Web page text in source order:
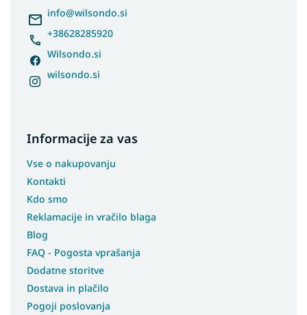
info@wilsondo.si
+38628285920
Wilsondo.si
wilsondo.si
Informacije za vas
Vse o nakupovanju
Kontakti
Kdo smo
Reklamacije in vračilo blaga
Blog
FAQ - Pogosta vprašanja
Dodatne storitve
Dostava in plačilo
Pogoji poslovanja